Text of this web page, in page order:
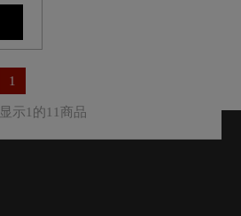
1
显示1的11商品